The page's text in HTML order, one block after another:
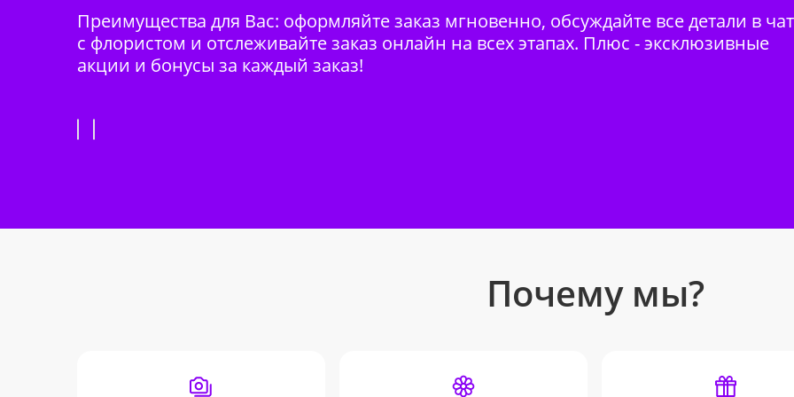
Преимущества для Вас: оформляйте заказ мгновенно, обсуждайте все детали в
с флористом и отслеживайте заказ онлайн на всех этапах. Плюс - эксклюзивные
акции и бонусы за каждый заказ!
Почему мы?